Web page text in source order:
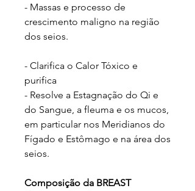
- Massas e processo de
crescimento maligno na região
dos seios.
- Clarifica o Calor Tóxico e
purifica
- Resolve a Estagnação do Qi e
do Sangue, a fleuma e os mucos,
em particular nos Meridianos do
Fígado e Estômago e na área dos
seios.
Composição da BREAST